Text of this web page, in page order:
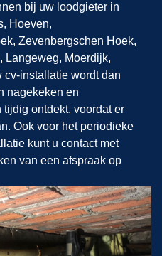
bij uw loodgieter in
Hoeven,
Zevenbergschen Hoek,
Langeweg, Moerdijk,
cv-installatie wordt dan
nagekeken en
ontdekt, voordat er
Ook voor het periodieke
kunt u contact met
van een afspraak op